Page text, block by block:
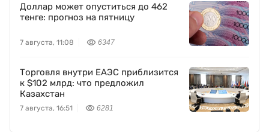
Доллар может опуститься до 462
тенге: прогноз на пятницу
7 августа, 11:08 6347
Торговля внутри ЕАЭС приблизится
к $102 млрд: что предложил
Казахстан
7 августа, 16:51 6281